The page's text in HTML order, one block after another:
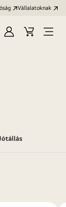
Vállalatoknak
Bejelentkezés
KosárMenü